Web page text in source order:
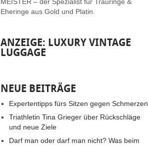
MEISTER – der Spezialist für Trauringe &
Eheringe aus Gold und Platin.
ANZEIGE: LUXURY VINTAGE
LUGGAGE
NEUE BEITRÄGE
Expertentipps fürs Sitzen gegen Schmerzen
Triathletin Tina Grieger über Rückschläge
und neue Ziele
Darf man oder darf man nicht? Was beim